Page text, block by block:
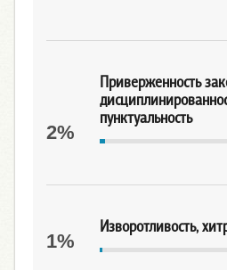
Приверженность
пунктуальность
2%
Изворотливость,
1%